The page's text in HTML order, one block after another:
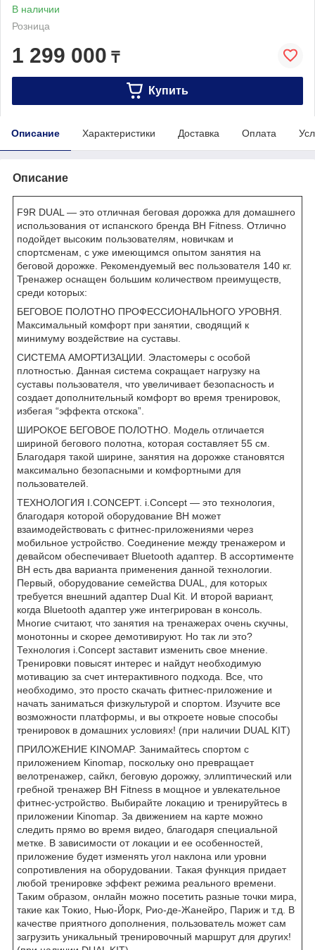
В наличии
Розница
1 299 000 ₸
Купить
Описание Характеристики Доставка Оплата
Описание
F9R DUAL — это отличная беговая дорожка для домашнего
использования от испанского бренда BH Fitness. Отлично
подойдет высоким пользователям, новичкам и
спортсменам, с уже имеющимся опытом занятия на
беговой дорожке. Рекомендуемый вес пользователя 140 кг.
Тренажер оснащен большим количеством преимуществ,
среди которых:
БЕГОВОЕ ПОЛОТНО ПРОФЕССИОНАЛЬНОГО УРОВНЯ.
Максимальный комфорт при занятии, сводящий к
минимуму воздействие на суставы.
СИСТЕМА АМОРТИЗАЦИИ. Эластомеры с особой
плотностью. Данная система сокращает нагрузку на
суставы пользователя, что увеличивает безопасность и
создает дополнительный комфорт во время тренировок,
избегая “эффекта отскока”.
ШИРОКОЕ БЕГОВОЕ ПОЛОТНО. Модель отличается
шириной бегового полотна, которая составляет 55 см.
Благодаря такой ширине, занятия на дорожке становятся
максимально безопасными и комфортными для
пользователей.
ТЕХНОЛОГИЯ I.CONCEPT. i.Concept — это технология,
благодаря которой оборудование BH может
взаимодействовать с фитнес-приложениями через
мобильное устройство. Соединение между тренажером и
девайсом обеспечивает Bluetooth адаптер. В ассортименте
BH есть два варианта применения данной технологии.
Первый, оборудование семейства DUAL, для которых
требуется внешний адаптер Dual Kit. И второй вариант,
когда Bluetooth адаптер уже интегрирован в консоль.
Многие считают, что занятия на тренажерах очень скучны,
монотонны и скорее демотивируют. Но так ли это?
Технология i.Concept заставит изменить свое мнение.
Тренировки повысят интерес и найдут необходимую
мотивацию за счет интерактивного подхода. Все, что
необходимо, это просто скачать фитнес-приложение и
начать заниматься физкультурой и спортом. Изучите все
возможности платформы, и вы откроете новые способы
тренировок в домашних условиях! (при наличии DUAL KIT)
ПРИЛОЖЕНИЕ KINOMAP. Занимайтесь спортом с
приложением Kinomap, поскольку оно превращает
велотренажер, сайкл, беговую дорожку, эллиптический или
гребной тренажер BH Fitness в мощное и увлекательное
фитнес-устройство. Выбирайте локацию и тренируйтесь в
приложении Kinomap. За движением на карте можно
следить прямо во время видео, благодаря специальной
метке. В зависимости от локации и ее особенностей,
приложение будет изменять угол наклона или уровни
сопротивления на оборудовании. Такая функция придает
любой тренировке эффект режима реального времени.
Таким образом, онлайн можно посетить разные точки мира,
такие как Токио, Нью-Йорк, Рио-де-Жанейро, Париж и т.д. В
качестве приятного дополнения, пользователь может сам
загрузить уникальный тренировочный маршрут для других!